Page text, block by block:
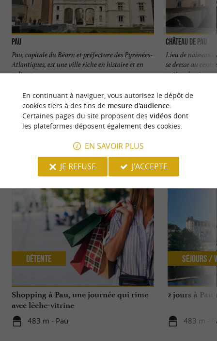
Pau
Pau, capitale du Béarn et préfecture des Pyrénées-
Atlantiques, est une ville riche en histoire et en
culture, ...
543 m - Pau
Château de Pau
Lieu de
se dresse au
national qui ...
697 m -
NOUS AVONS TESTÉPOUR VOUS
Shopping à Pau, une journée qui rime
avec lèche-vitrine
483 m - Pau
Détente
2 jours à
483 m -
Séjours /
En continuant à naviguer, vous autorisez le dépôt de
cookies tiers à des fins de mesure d'audience.
Certaines pages du site proposent des vidéosdont
les plateformes déposent également des cookies.
EN SAVOIR PLUS
JE REFUSE
J'ACCEPTE